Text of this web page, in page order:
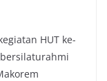
HUT ke-